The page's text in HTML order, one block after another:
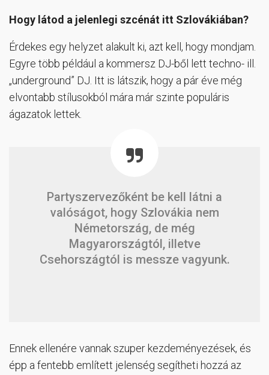
Hogy látod a jelenlegi szcénát itt Szlovákiában?
Érdekes egy helyzet alakult ki, azt kell, hogy mondjam.
Egyre több például a kommersz DJ-ből lett techno- ill.
„underground” DJ. Itt is látszik, hogy a pár éve még
elvontabb stílusokból mára már szinte populáris
ágazatok lettek.
Partyszervezőként be kell látni a
valóságot, hogy Szlovákia nem
Németország, de még
Magyarországtól, illetve
Csehországtól is messze vagyunk.
Ennek ellenére vannak szuper kezdeményezések, és
épp a fentebb említett jelenség segítheti hozzá az